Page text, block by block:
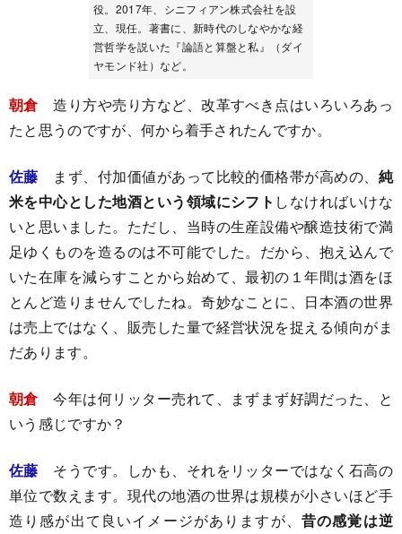
役。2017年、シニフィアン株式会社を設
立、現任。著書に、新時代のしなやかな経
営哲学を説いた『論語と算盤と私』（ダイ
ヤモンド社）など。
朝倉造り方や売り方など、改革すべき点はいろいろあっ
たと思うのですが、何から着手されたんですか。
佐藤 まず、付加価値があって比較的価格帯が高めの、 純
米を中心とした地酒という領域にシフト しなければいけな
いと思いました。ただし、当時の生産設備や醸造技術で満
足ゆくものを造るのは不可能でした。だから、抱え込んで
いた在庫を減らすことから始めて、最初の１年間は酒をほ
とんど造りませんでしたね。奇妙なことに、日本酒の世界
は売上ではなく、販売した量で経営状況を捉える傾向がま
だあります。
朝倉今年は何リッター売れて、まずまず好調だった、と
いう感じですか？
佐藤 そうです。しかも、それをリッターではなく石高の
単位で数えます。現代の地酒の世界は規模が小さいほど手
造り感が出て良いイメージがありますが、 昔の感覚は逆